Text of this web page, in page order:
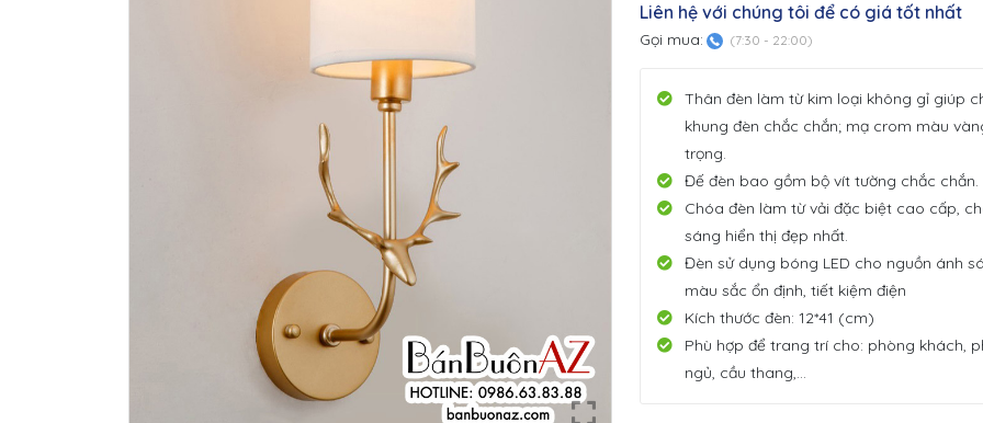
Liên hệ với chúng tôi để có giá tốt nhất
Gọi mua: (7:30 - 22:00)
Thân đèn làm từ kim loại không gỉ giúp
khung đèn chắc chắn; mạ crom màu
trọng.
Đế đèn bao gồm bộ vít tường chắc chắn.
Chóa đèn làm từ vải đặc biệt cao cấp,
sáng hiển thị đẹp nhất.
Đèn sử dụng bóng LED cho nguồn ánh
màu sắc ổn định, tiết kiệm điện
Kích thước đèn: 12*41 (cm)
Phù hợp để trang trí cho: phòng khách,
ngủ, cầu thang,…